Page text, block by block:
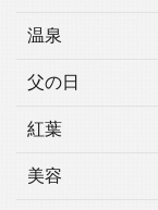
温泉
父の日
紅葉
美容